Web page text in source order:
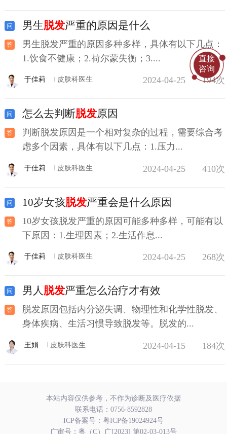
男生脱发严重的原因是什么
男生脱发严重的原因多种多样，具体有以下几点：
1.饮食不健康；2.荷尔蒙失衡；3....
于佳莉 皮肤科医生 2024-04-25 194次
怎么去判断脱发原因
判断脱发原因是一个相对复杂的过程，需要综合考
虑多个因素，具体有以下几点：1.压力...
于佳莉 皮肤科医生 2024-04-25 410次
10岁女孩脱发严重会是什么原因
10岁女孩脱发严重的原因可能多种多样，可能有以
下原因：1.生理因素；2.生活作息...
于佳莉 皮肤科医生 2024-04-25 268次
男人脱发严重怎么治疗才有效
脱发原因包括内分泌失调、物理性和化学性脱发、
身体疾病、生活习惯导致脱发等。脱发的...
王娟 皮肤科医生 2024-04-15 184次
本站内容仅供参考，不作为诊断及医疗依据
联系电话： 0756-8592828
ICP备案号： 粤ICP备19024924号
广审号：粤（C）广[2023] 第02-03-013号
直接
咨询